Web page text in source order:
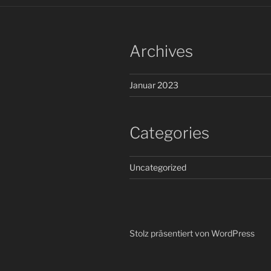
Archives
Januar 2023
Categories
Uncategorized
Stolz präsentiert von WordPress